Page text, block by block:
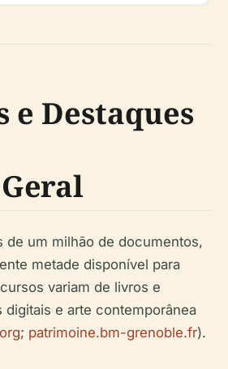
e Destaques
de um milhão de documentos,
metade disponível para
variam de livros e
digitais e arte contemporânea
; patrimoine.bm-grenoble.fr).